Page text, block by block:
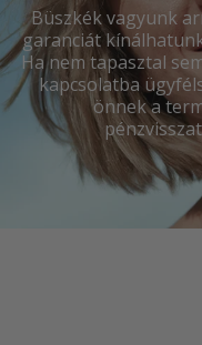
Büszkék vagyunk
garanciát
Ha nem tapasztal
kapcsolatba
önnek a